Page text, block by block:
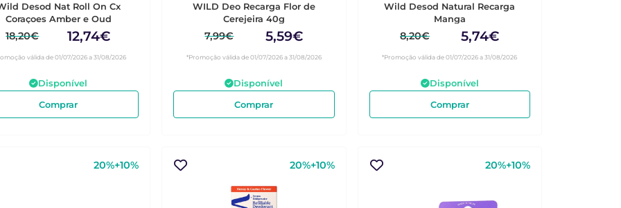
Desod Nat Roll On Cx
Coraçoes Amber e Oud
18,20€ 12,74€
válida de 01/07/2026 a 31/08/2026
Disponível
Comprar
WILD Deo Recarga Flor de
Cerejeira 40g
7,99€ 5,59€
*Promoção válida de 01/07/2026 a 31/08/2026
Disponível
Comprar
Wild Desod Natural Recarga
Manga
8,20€ 5,74€
*Promoção válida de 01/07/2026 a 31/08/2026
Disponível
Comprar
20%+10% 20%+10% 20%+10%